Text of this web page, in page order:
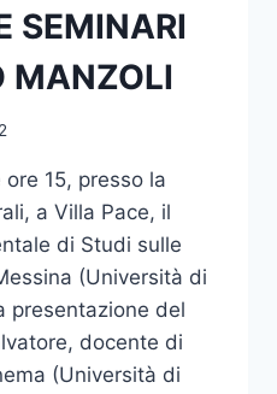
SEMINARI
MANZOLI
15, presso la
a Villa Pace, il
di Studi sulle
(Università di
presentazione del
docente di
(Università di